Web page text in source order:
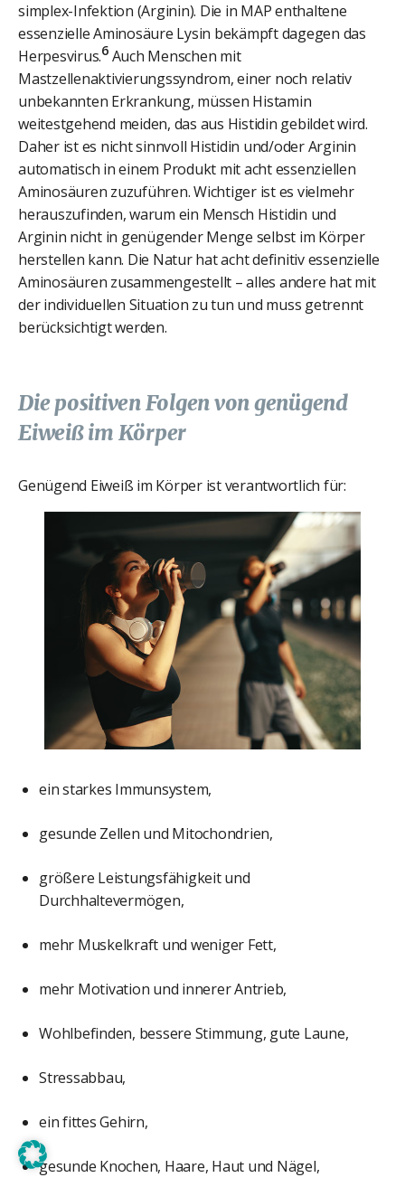
simplex-Infektion (Arginin). Die in MAP enthaltene
essenzielle Aminosäure Lysin bekämpft dagegen das
Herpesvirus.6Auch Menschen mit
Mastzellenaktivierungssyndrom, einer noch relativ
unbekannten Erkrankung, müssen Histamin
weitestgehend meiden, das aus Histidin gebildet wird.
Daher ist es nicht sinnvoll Histidin und/oder Arginin
automatisch in einem Produkt mit acht essenziellen
Aminosäuren zuzuführen. Wichtiger ist es vielmehr
herauszufinden, warum ein Mensch Histidin und
Arginin nicht in genügender Menge selbst im Körper
herstellen kann. Die Natur hat acht definitiv essenzielle
Aminosäuren zusammengestellt – alles andere hat mit
der individuellen Situation zu tun und muss getrennt
berücksichtigt werden.
Die positiven Folgen von genügend
Eiweiß im Körper
Genügend Eiweiß im Körper ist verantwortlich für:
ein starkes Immunsystem,
gesunde Zellen und Mitochondrien,
größere Leistungsfähigkeit und
Durchhaltevermögen,
mehr Muskelkraft und weniger Fett,
mehr Motivation und innerer Antrieb,
Wohlbefinden, bessere Stimmung, gute Laune,
Stressabbau,
ein fittes Gehirn,
gesunde Knochen, Haare, Haut und Nägel,